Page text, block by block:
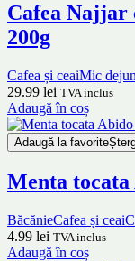
Cafea Najjar
200g
Cafea și ceaiMic dejun
29.99 lei TVA inclus
Adaugă în coș
Adaugă la favorite
Menta tocata
BăcănieCafea și ceai
4.99 lei TVA inclus
Adaugă în coș